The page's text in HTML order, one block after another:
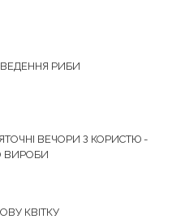
РИБИ
ВЕЧОРИ З КОРИСТЮ -
ВИРОБИ
КВІТКУ